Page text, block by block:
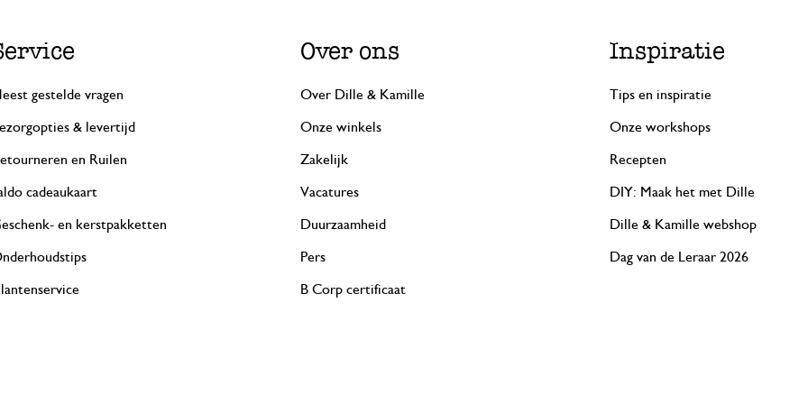
gestelde vragen
& levertijd
en Ruilen
cadeaukaart
en kerstpakketten
Over ons
Over Dille & Kamille
Onze winkels
Zakelijk
Vacatures
Duurzaamheid
Pers
B Corp certificaat
Inspiratie
Tips en inspiratie
Onze workshops
Recepten
DIY: Maak het met Dille
Dille & Kamille webshop
Dag van de Leraar 2026